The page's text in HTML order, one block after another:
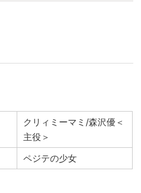
クリィミーマミ/森沢優＜
主役＞
ペジテの少女